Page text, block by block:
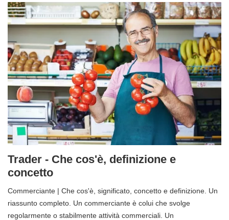
Trader - Che cos'è, definizione e
concetto
Commerciante | Che cos'è, significato, concetto e definizione. Un
riassunto completo. Un commerciante è colui che svolge
regolarmente o stabilmente attività commerciali. Un